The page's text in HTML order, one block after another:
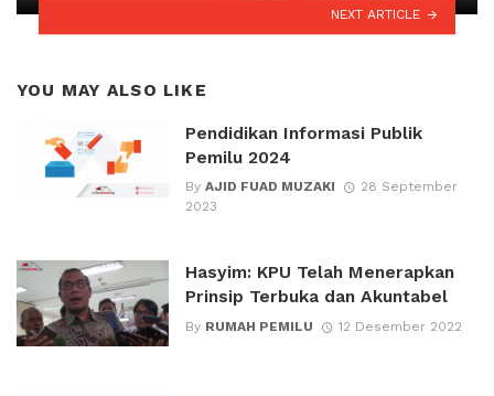
NEXT ARTICLE
YOU MAY ALSO LIKE
Pendidikan Informasi Publik
Pemilu 2024
By AJID FUAD MUZAKI
28 September
2023
Hasyim: KPU Telah Menerapkan
Prinsip Terbuka dan Akuntabel
By RUMAH PEMILU 12 Desember 2022